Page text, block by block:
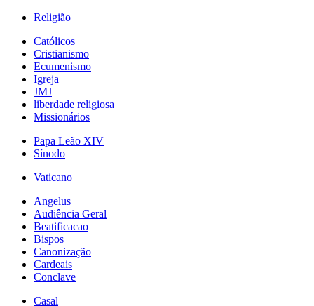
Religião
Católicos
Cristianismo
Ecumenismo
Igreja
JMJ
liberdade religiosa
Missionários
Papa Leão XIV
Sínodo
Vaticano
Angelus
Audiência Geral
Beatificacao
Bispos
Canonização
Cardeais
Conclave
Casal